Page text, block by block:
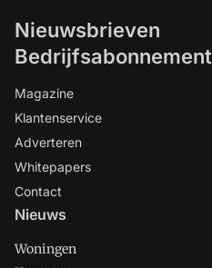
Nieuwsbrieven
Bedrijfsabonnement
Magazine
Klantenservice
Adverteren
Whitepapers
Contact
Nieuws
Woningen